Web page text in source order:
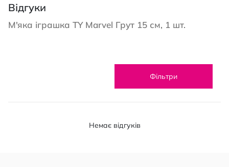
Відгуки
М'яка іграшка TY Marvel Грут 15 см, 1 шт.
Фільтри
Немає відгуків